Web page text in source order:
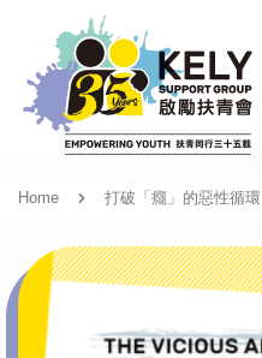
Home 打破「癮」的惡性循環